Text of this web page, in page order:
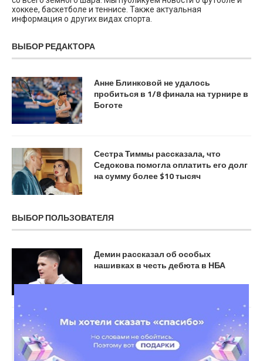
хоккее, баскетболе и теннисе. Также актуальная
информация о других видах спорта.
ВЫБОР РЕДАКТОРА
Анне Блинковой не удалось
пробиться в 1/8 финала на турнире в
Боготе
Сестра Тиммы рассказала, что
Седокова помогла оплатить его долг
на сумму более $10 тысяч
ВЫБОР ПОЛЬЗОВАТЕЛЯ
Демин рассказал об особых
нашивках в честь дебюта в НБА
Источник: Дзюба в перерыве матча с
«Локо» устроил разнос игрокам
«Акрона» и уехал со стадиона